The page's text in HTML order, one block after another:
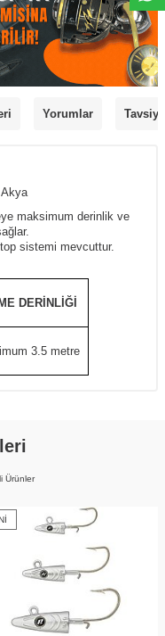
Yorumlar
maksimum derinlik ve
sistemi mevcuttur.
DERİNLİĞİ
3.5 metre
Ürünler